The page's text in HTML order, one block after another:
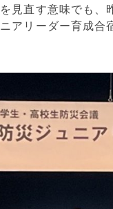
見直す意味でも
アリーダー育成